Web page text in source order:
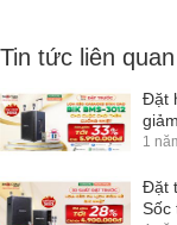
Tin tức liên quan
Đặt
1
Đặt
Sốc